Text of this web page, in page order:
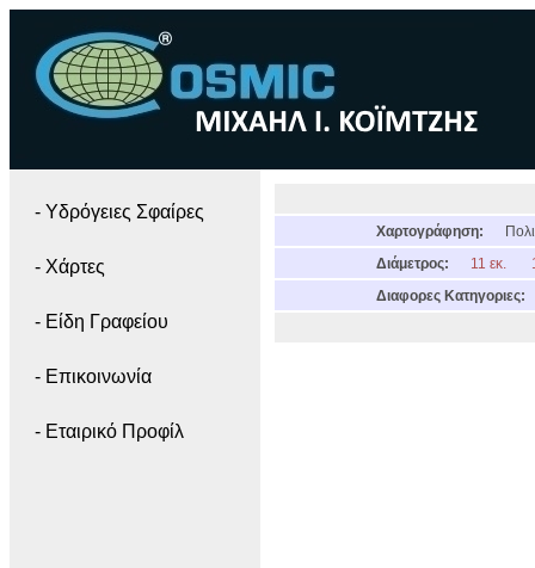
- Yδρόγειες Σφαίρες
- Χάρτες
- Είδη Γραφείου
- Επικοινωνία
- Εταιρικό Προφίλ
Χαρτογράφηση:
Διάμετρος:
11 εκ.
Διαφορες Κατηγοριες: